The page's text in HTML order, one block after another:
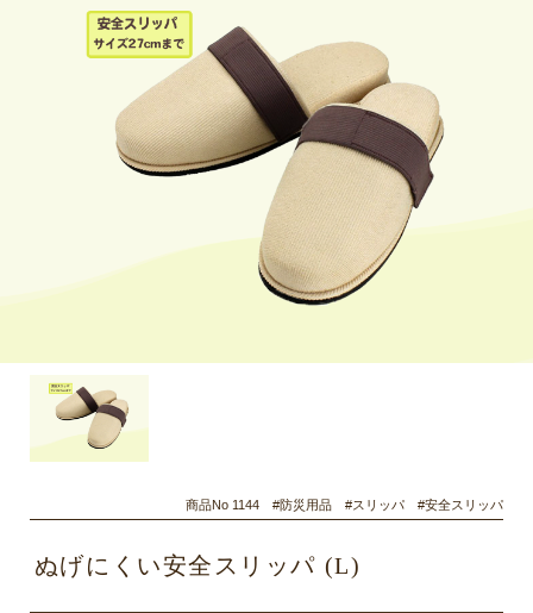
商品No 1144 #防災用品 #スリッパ #安全スリッパ
ぬげにくい安全スリッパ (L)